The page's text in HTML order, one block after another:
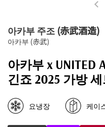
이
아카부 주조 (赤武酒造)
아카부 (赤武)
아카부 x UNITED
긴죠 2025 가방
요냉장 케이